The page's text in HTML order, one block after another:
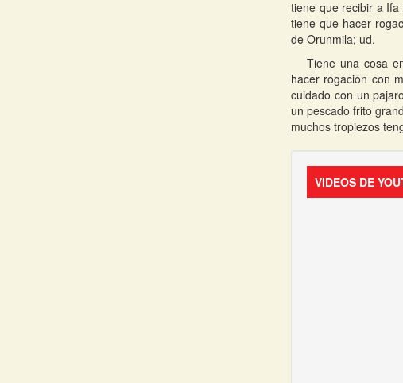
tiene que recibir a
tiene que hacer
de Orunmila; ud.
Tiene una cosa
hacer rogación con
cuidado con un
un pescado frito
muchos tropiezos
VIDEOS DE